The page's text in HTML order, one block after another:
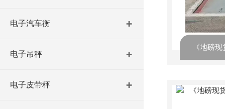
电子汽车衡
电子吊秤
电子皮带秤